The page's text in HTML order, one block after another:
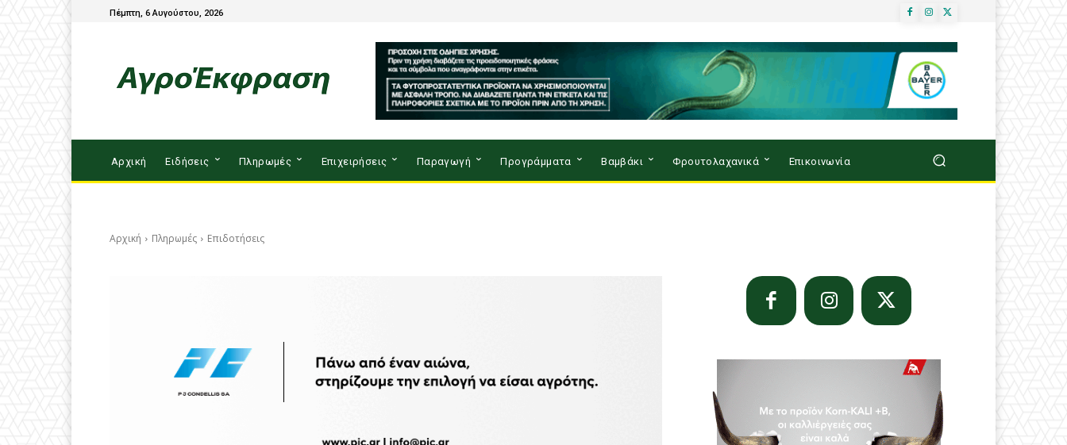
Πέμπτη, 6 Αυγούστου, 2026
Αρχική Ειδήσεις Πληρωμές Επιχειρήσεις Παραγωγή Προγράμματα Βαμβάκι Φρουτολαχανικά Επικοινωνία
Αρχική Πληρωμές Επιδοτήσεις